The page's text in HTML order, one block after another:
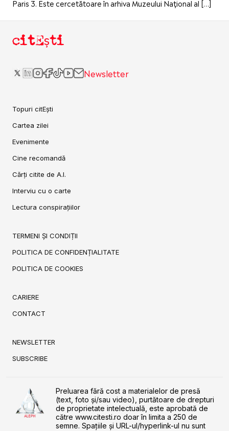
Paris 3. Este cercetătoare în arhiva Muzeului Național al […]
citEști
Newsletter
Topuri citEști
Cartea zilei
Evenimente
Cine recomandă
Cărți citite de A.I.
Interviu cu o carte
Lectura conspirațiilor
TERMENI ȘI CONDIȚII
POLITICA DE CONFIDENȚIALITATE
POLITICA DE COOKIES
CARIERE
CONTACT
NEWSLETTER
SUBSCRIBE
Preluarea fără cost a materialelor de presă
(text, foto și/sau video), purtătoare de drepturi
de proprietate intelectuală, este aprobată de
către www.citesti.ro doar în limita a 250 de
semne. Spaţiile şi URL-ul/hyperlink-ul nu sunt